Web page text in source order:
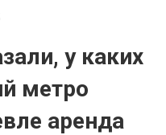
у каких
метро
аренда